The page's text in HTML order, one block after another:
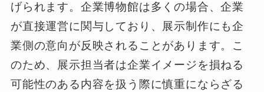
げられます。企業博物館は多くの場合、企業
が直接運営に関与しており、展示制作にも企
業側の意向が反映されることがあります。こ
のため、展示担当者は企業イメージを損ねる
可能性のある内容を扱う際に慎重にならざる